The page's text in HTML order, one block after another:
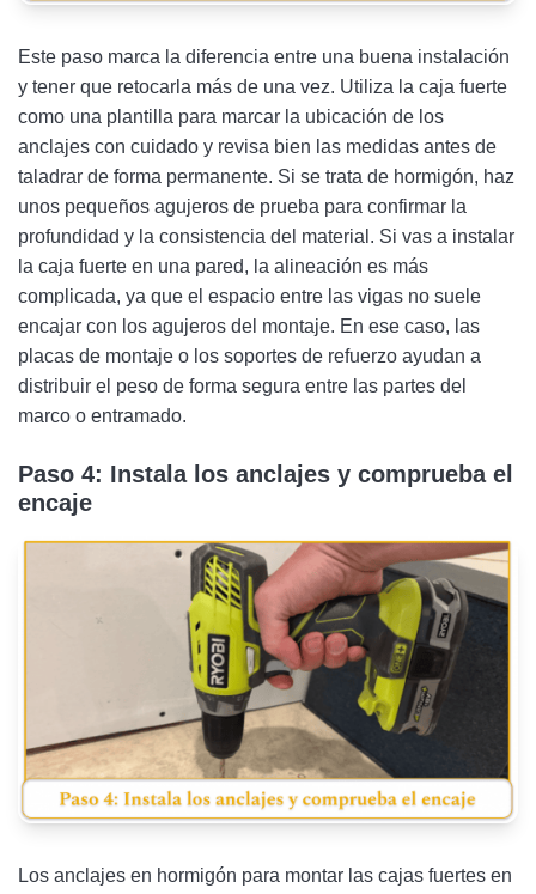
Este paso marca la diferencia entre una buena instalación
y tener que retocarla más de una vez. Utiliza la caja fuerte
como una plantilla para marcar la ubicación de los
anclajes con cuidado y revisa bien las medidas antes de
taladrar de forma permanente. Si se trata de hormigón, haz
unos pequeños agujeros de prueba para confirmar la
profundidad y la consistencia del material. Si vas a instalar
la caja fuerte en una pared, la alineación es más
complicada, ya que el espacio entre las vigas no suele
encajar con los agujeros del montaje. En ese caso, las
placas de montaje o los soportes de refuerzo ayudan a
distribuir el peso de forma segura entre las partes del
marco o entramado.
Paso 4: Instala los anclajes y comprueba el
encaje
Los anclajes en hormigón para montar las cajas fuertes en